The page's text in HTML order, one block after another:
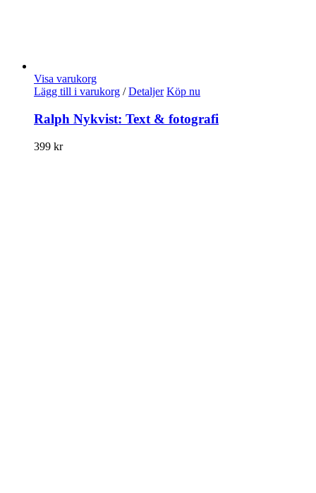
Visa varukorg
Lägg till i varukorg / Detaljer Köp nu
Ralph Nykvist: Text & fotografi
399 kr